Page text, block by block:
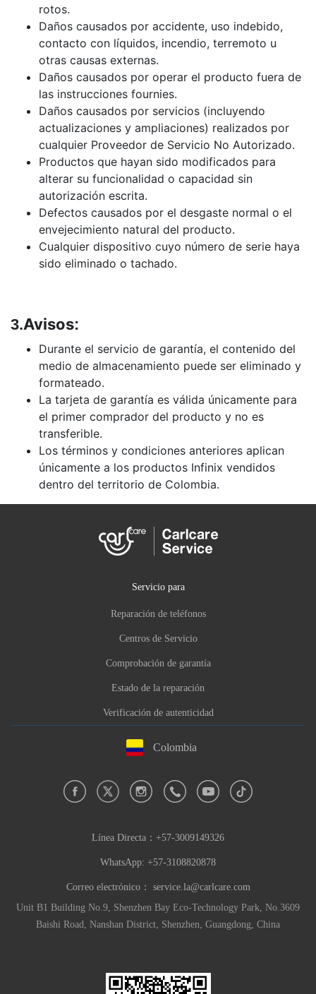
rotos.
Daños causados por accidente, uso indebido,
contacto con líquidos, incendio, terremoto u
otras causas externas.
Daños causados por operar el producto fuera de
las instrucciones fournies.
Daños causados por servicios (incluyendo
actualizaciones y ampliaciones) realizados por
cualquier Proveedor de Servicio No Autorizado.
Productos que hayan sido modificados para
alterar su funcionalidad o capacidad sin
autorización escrita.
Defectos causados por el desgaste normal o el
envejecimiento natural del producto.
Cualquier dispositivo cuyo número de serie haya
sido eliminado o tachado.
3.Avisos:
Durante el servicio de garantía, el contenido del
medio de almacenamiento puede ser eliminado y
formateado.
La tarjeta de garantía es válida únicamente para
el primer comprador del producto y no es
transferible.
Los términos y condiciones anteriores aplican
únicamente a los productos Infinix vendidos
dentro del territorio de Colombia.
Servicio para
Reparación de teléfonos
Centros de Servicio
Comprobación de garantía
Estado de la reparación
Verificación de autenticidad
Colombia
Línea Directa： +57-3009149326
WhatsApp: +57-3108820878
Correo electrónico： service.la@carlcare.com
Unit B1 Building No.9, Shenzhen Bay Eco-Technology Park, No.3609
Baishi Road, Nanshan District, Shenzhen, Guangdong, China